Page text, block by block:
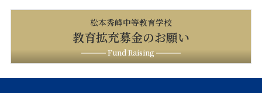
松本秀峰中等教育学校
教育拡充募金のお願い
Fund Raising